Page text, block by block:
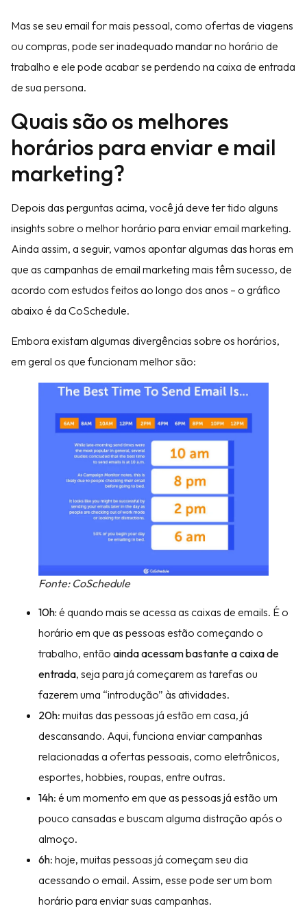
Mas se seu email for mais pessoal, como ofertas de viagens
ou compras, pode ser inadequado mandar no horário de
trabalho e ele pode acabar se perdendo na caixa de entrada
de sua persona.
Quais são os melhores
horários para enviar e mail
marketing?
Depois das perguntas acima, você já deve ter tido alguns
insights sobre o melhor horário para enviar email marketing.
Ainda assim, a seguir, vamos apontar algumas das horas em
que as campanhas de email marketing mais têm sucesso, de
acordo com estudos feitos ao longo dos anos – o gráfico
abaixo é da CoSchedule.
Embora existam algumas divergências sobre os horários,
em geral os que funcionam melhor são:
Fonte: CoSchedule
10h: é quando mais se acessa as caixas de emails. É o
horário em que as pessoas estão começando o
trabalho, então ainda acessam bastante a caixa de
entrada, seja para já começarem as tarefas ou
fazerem uma “introdução” às atividades.
20h: muitas das pessoas já estão em casa, já
descansando. Aqui, funciona enviar campanhas
relacionadas a ofertas pessoais, como eletrônicos,
esportes, hobbies, roupas, entre outras.
14h: é um momento em que as pessoas já estão um
pouco cansadas e buscam alguma distração após o
almoço.
6h: hoje, muitas pessoas já começam seu dia
acessando o email. Assim, esse pode ser um bom
horário para enviar suas campanhas.